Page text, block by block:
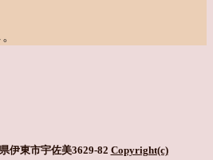
伊東市宇佐美3629-82 Copyright(c)